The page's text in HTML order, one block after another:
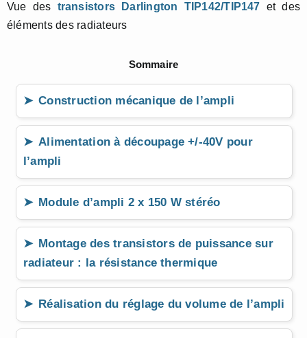
Vue des transistors Darlington TIP142/TIP147 et des
éléments des radiateurs
Sommaire
Construction mécanique de l’ampli
Alimentation à découpage +/-40V pour
l’ampli
Module d’ampli 2 x 150 W stéréo
Montage des transistors de puissance sur
radiateur : la résistance thermique
Réalisation du réglage du volume de l’ampli